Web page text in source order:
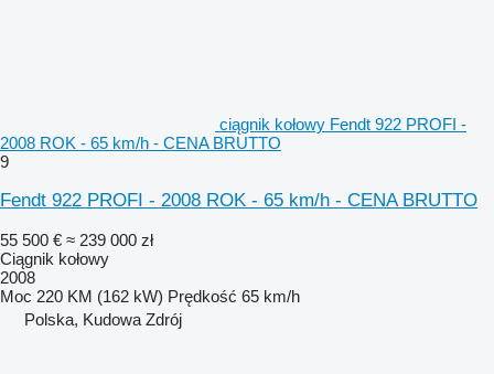
ciągnik kołowy Fendt 922 PROFI -
2008 ROK - 65 km/h - CENA BRUTTO
9
Fendt 922 PROFI - 2008 ROK - 65 km/h - CENA BRUTTO
55 500 € ≈ 239 000 zł
Ciągnik kołowy
2008
Moc 220 KM (162 kW) Prędkość 65 km/h
Polska, Kudowa Zdrój